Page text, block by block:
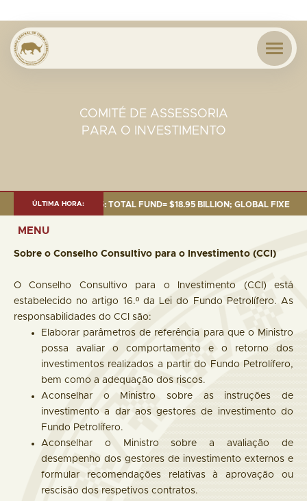
COMITÉ DE ASSESSORIA
PARA O INVESTIMENTO
ÚLTIMA HORA:
AS OF 30 SEP. 2025: TOTAL FUND= $18.95 BILLION; GLOBAL FIXED
MENU
Sobre o Conselho Consultivo para o Investimento (CCI)
O Conselho Consultivo para o Investimento (CCI) está
estabelecido no artigo 16.º da Lei do Fundo Petrolífero. As
responsabilidades do CCI são:
Elaborar parâmetros de referência para que o Ministro
possa avaliar o comportamento e o retorno dos
investimentos realizados a partir do Fundo Petrolífero,
bem como a adequação dos riscos.
Aconselhar o Ministro sobre as instruções de
investimento a dar aos gestores de investimento do
Fundo Petrolífero.
Aconselhar o Ministro sobre a avaliação de
desempenho dos gestores de investimento externos e
formular recomendações relativas à aprovação ou
rescisão dos respetivos contratos.